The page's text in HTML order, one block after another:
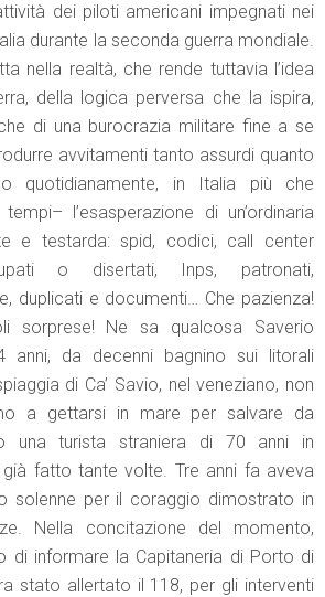
dei piloti americani impegnati nei
durante la seconda guerra mondiale.
nella realtà, che rende tuttavia l’idea
della logica perversa che la ispira,
di una burocrazia militare fine a se
avvitamenti tanto assurdi quanto
quotidianamente, in Italia più che
l’esasperazione di un’ordinaria
e testarda: spid, codici, call center
o disertati, Inps, patronati,
duplicati e documenti… Che pazienza!
sorprese! Ne sa qualcosa Saverio
anni, da decenni bagnino sui litorali
di Ca’ Savio, nel veneziano, non
a gettarsi in mare per salvare da
una turista straniera di 70 anni in
fatto tante volte. Tre anni fa aveva
solenne per il coraggio dimostrato in
Nella concitazione del momento,
di informare la Capitaneria di Porto di
stato allertato il 118, per gli interventi